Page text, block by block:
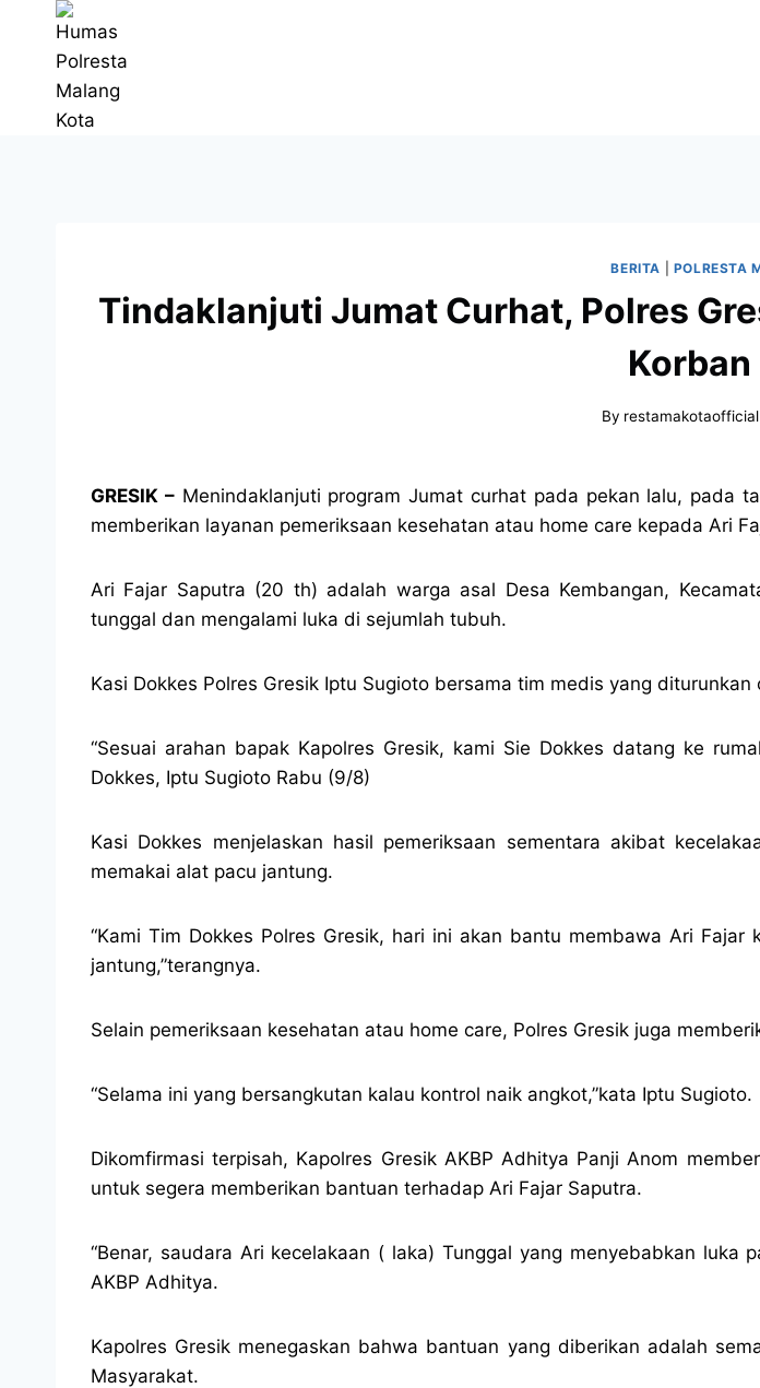
BERITA POLRESTA
Tindaklanjuti Jumat Curhat, Polres
Korban
By restamakotaofficial
GRESIK –Menindaklanjuti program Jumat curhat pada pekan lalu, pada
memberikan layanan pemeriksaan kesehatan atau home care kepada Ari
Ari Fajar Saputra (20 th) adalah warga asal Desa Kembangan,
tunggal dan mengalami luka di sejumlah tubuh.
Kasi Dokkes Polres Gresik Iptu Sugioto bersama tim medis yang
“Sesuai arahan bapak Kapolres Gresik, kami Sie Dokkes datang ke
Dokkes, Iptu Sugioto Rabu (9/8)
Kasi Dokkes menjelaskan hasil pemeriksaan sementara akibat
memakai alat pacu jantung.
“Kami Tim Dokkes Polres Gresik, hari ini akan bantu membawa Ari
jantung,”terangnya.
Selain pemeriksaan kesehatan atau home care, Polres Gresik juga
“Selama ini yang bersangkutan kalau kontrol naik angkot,”kata Iptu Sugioto.
Dikomfirmasi terpisah, Kapolres Gresik AKBP Adhitya Panji Anom
untuk segera memberikan bantuan terhadap Ari Fajar Saputra.
“Benar, saudara Ari kecelakaan ( laka) Tunggal yang menyebabkan
AKBP Adhitya.
Kapolres Gresik menegaskan bahwa bantuan yang diberikan adalah
Masyarakat.